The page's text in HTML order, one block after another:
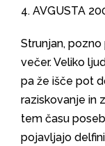
4. AVGUSTA
Strunjan,
večer. Veliko
pa že išče pot
raziskovanje in
tem času
pojavljajo